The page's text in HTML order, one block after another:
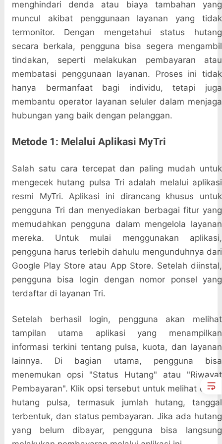
menghindari denda atau biaya tambahan yang
muncul akibat penggunaan layanan yang tidak
termonitor. Dengan mengetahui status hutang
secara berkala, pengguna bisa segera mengambil
tindakan, seperti melakukan pembayaran atau
membatasi penggunaan layanan. Proses ini tidak
hanya bermanfaat bagi individu, tetapi juga
membantu operator layanan seluler dalam menjaga
hubungan yang baik dengan pelanggan.
Metode 1: Melalui Aplikasi MyTri
Salah satu cara tercepat dan paling mudah untuk
mengecek hutang pulsa Tri adalah melalui aplikasi
resmi MyTri. Aplikasi ini dirancang khusus untuk
pengguna Tri dan menyediakan berbagai fitur yang
memudahkan pengguna dalam mengelola layanan
mereka. Untuk mulai menggunakan aplikasi,
pengguna harus terlebih dahulu mengunduhnya dari
Google Play Store atau App Store. Setelah diinstal,
pengguna bisa login dengan nomor ponsel yang
terdaftar di layanan Tri.
Setelah berhasil login, pengguna akan melihat
tampilan utama aplikasi yang menampilkan
informasi terkini tentang pulsa, kuota, dan layanan
lainnya. Di bagian utama, pengguna bisa
menemukan opsi "Status Hutang" atau "Riwayat
Pembayaran". Klik opsi tersebut untuk melihat detail
hutang pulsa, termasuk jumlah hutang, tanggal
terbentuk, dan status pembayaran. Jika ada hutang
yang belum dibayar, pengguna bisa langsung